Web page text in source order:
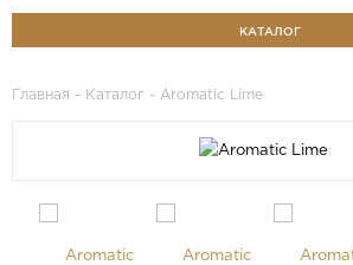
КАТАЛОГ
Главная - Каталог - Aromatic Lime